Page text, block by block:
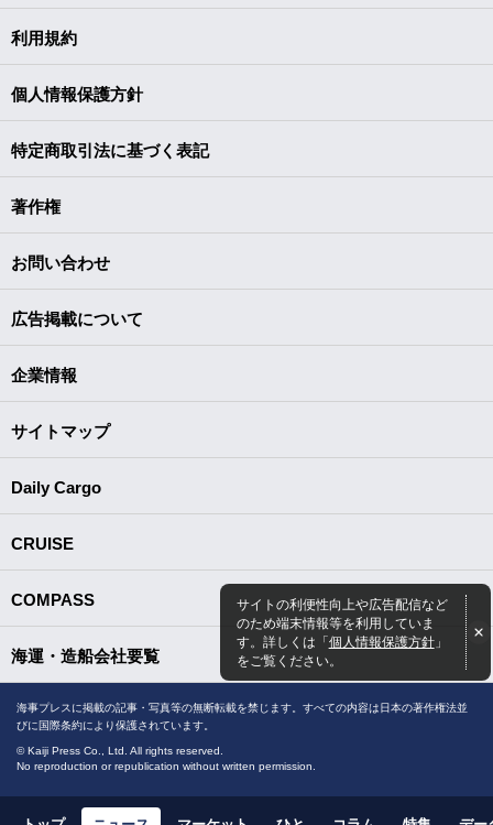
サイトの利便性向上や広告配信など
のため端末情報等を利用していま
す。詳しくは「個人情報保護方針」
をご覧ください。
利用規約
個人情報保護方針
特定商取引法に基づく表記
著作権
お問い合わせ
広告掲載について
企業情報
サイトマップ
Daily Cargo
CRUISE
COMPASS
海運・造船会社要覧
海事プレスに掲載の記事・写真等の無断転載を禁じます。すべての内容は日本の著作権法並
びに国際条約により保護されています。
© Kaiji Press Co., Ltd. All rights reserved.
No reproduction or republication without written permission.